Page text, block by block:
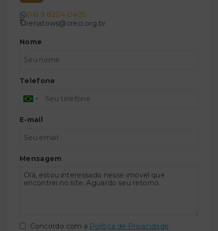
(16) 9 8204-0405
renatows@creci.org.br
Nome
Telefone
E-mail
Mensagem
Concordo com a Política de Privacidade